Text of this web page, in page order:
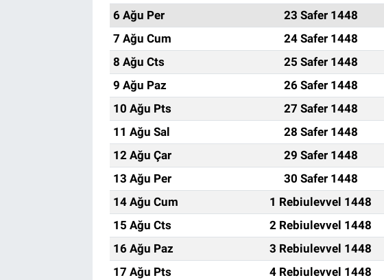
6 Ağu Per
23 Safer 1448
7 Ağu Cum
24 Safer 1448
8 Ağu Cts
25 Safer 1448
9 Ağu Paz
26 Safer 1448
10 Ağu Pts
27 Safer 1448
11 Ağu Sal
28 Safer 1448
12 Ağu Çar
29 Safer 1448
13 Ağu Per
30 Safer 1448
14 Ağu Cum
1 Rebiulevvel 1448
15 Ağu Cts
2 Rebiulevvel 1448
16 Ağu Paz
3 Rebiulevvel 1448
17 Ağu Pts
4 Rebiulevvel 1448